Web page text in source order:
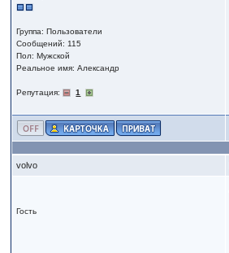
Группа: Пользователи
Сообщений: 115
Пол: Мужской
Реальное имя: Александр
Репутация: 1
volvo
Гость